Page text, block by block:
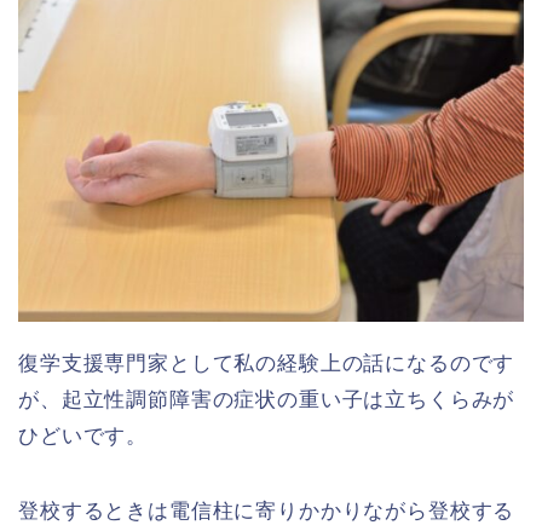
復学支援専門家として私の経験上の話になるのです
が、起立性調節障害の症状の重い子は立ちくらみが
ひどいです。
登校するときは電信柱に寄りかかりながら登校する